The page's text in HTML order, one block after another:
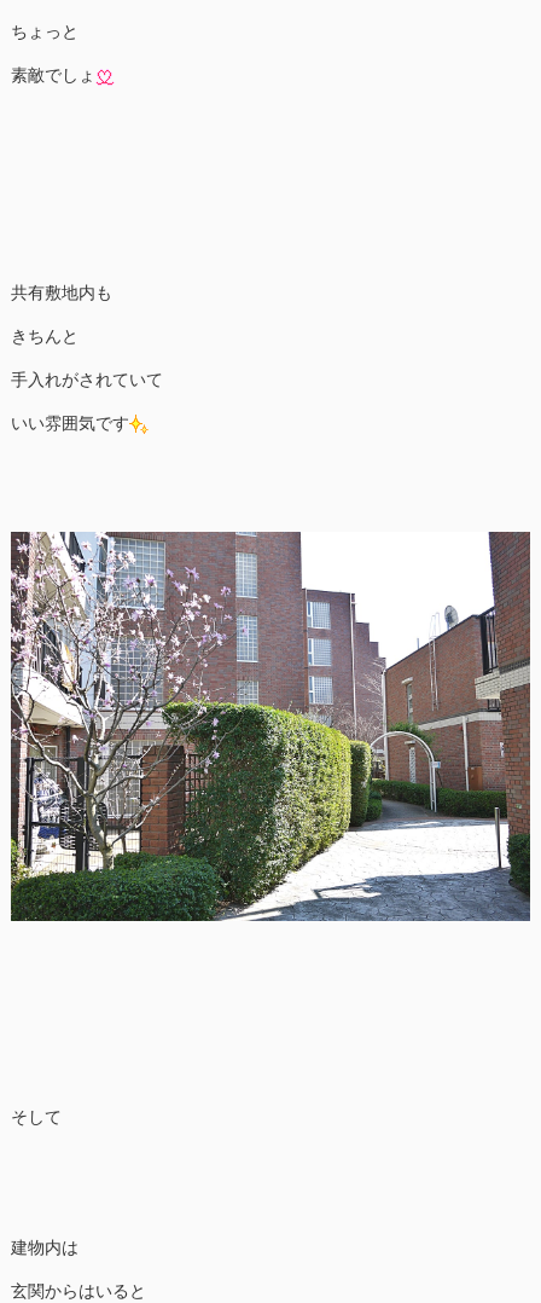
ちょっと
素敵でしょ
共有敷地内も
きちんと
手入れがされていて
いい雰囲気です
そして
建物内は
玄関からはいると